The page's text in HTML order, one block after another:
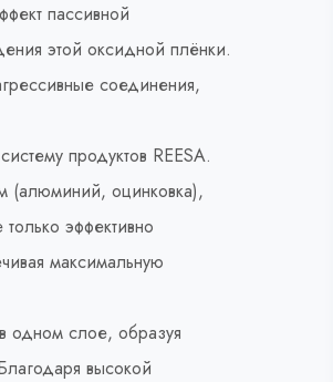
пассивной
этой оксидной плёнки.
соединения,
продуктов REESA.
(алюминий, оцинковка),
эффективно
максимальную
одном слое, образуя
высокой